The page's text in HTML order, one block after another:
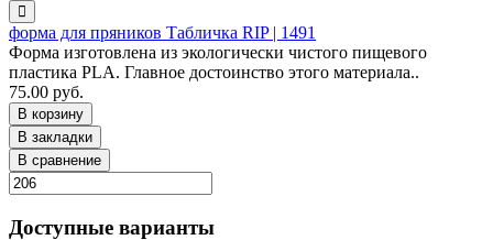
форма для пряников Табличка RIP | 1491
Форма изготовлена из экологически чистого пищевого
пластика PLA. Главное достоинство этого материала..
75.00 руб.
В корзину
В закладки
В сравнение
Доступные варианты